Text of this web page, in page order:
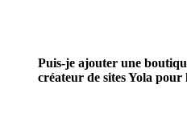
Puis-je ajouter une
créateur de sites Yola pour